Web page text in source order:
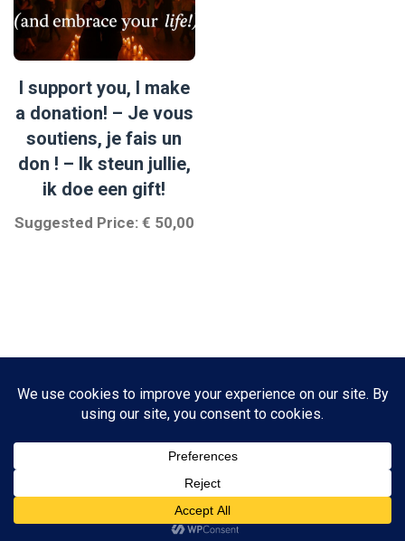
Accueil
I support you, I make
a donation! – Je vous
soutiens, je fais un
don ! – Ik steun jullie,
ik doe een gift!
Suggested Price: € 50,00
© 2026 Burbuja De Amor asbl Tous droits réservés